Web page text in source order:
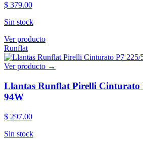
$ 379.00
Sin stock
Ver producto
Runflat
Ver producto →
Llantas Runflat Pirelli Cinturato
94W
$ 297.00
Sin stock